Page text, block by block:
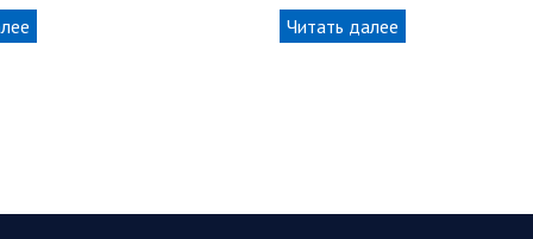
Читать далее